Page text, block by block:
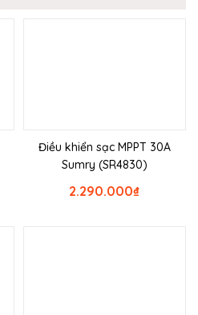
Điều khiển sạc MPPT 30A
Sumry (SR4830)
₫
2.290.000